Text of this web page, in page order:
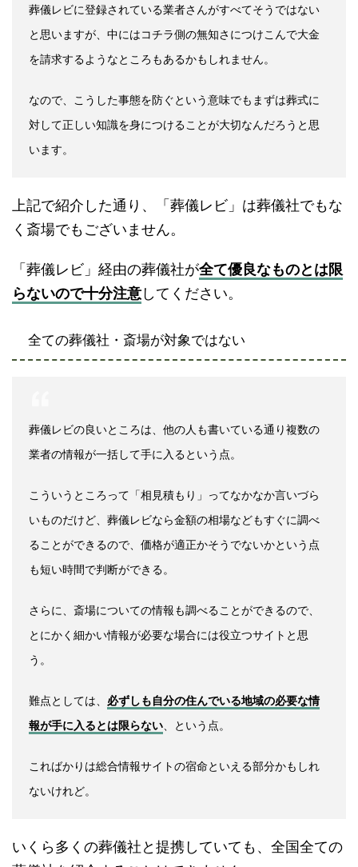
葬儀レビに登録されている業者さんがすべてそうではない
と思いますが、中にはコチラ側の無知さにつけこんで大金
を請求するようなところもあるかもしれません。
なので、こうした事態を防ぐという意味でもまずは葬式に
対して正しい知識を身につけることが大切なんだろうと思
います。
上記で紹介した通り、「葬儀レビ」は葬儀社でもな
く斎場でもございません。
「葬儀レビ」経由の葬儀社が全て優良なものとは限
らないので十分注意 してください。
全ての葬儀社・斎場が対象ではない
葬儀レビの良いところは、他の人も書いている通り複数の
業者の情報が一括して手に入るという点。
こういうところって「相見積もり」ってなかなか言いづら
いものだけど、葬儀レビなら金額の相場などもすぐに調べ
ることができるので、価格が適正かそうでないかという点
も短い時間で判断ができる。
さらに、斎場についての情報も調べることができるので、
とにかく細かい情報が必要な場合には役立つサイトと思
う。
難点としては、 必ずしも自分の住んでいる地域の必要な情
報が手に入るとは限らない 、という点。
こればかりは総合情報サイトの宿命といえる部分かもしれ
ないけれど。
いくら多くの葬儀社と提携していても、全国全ての